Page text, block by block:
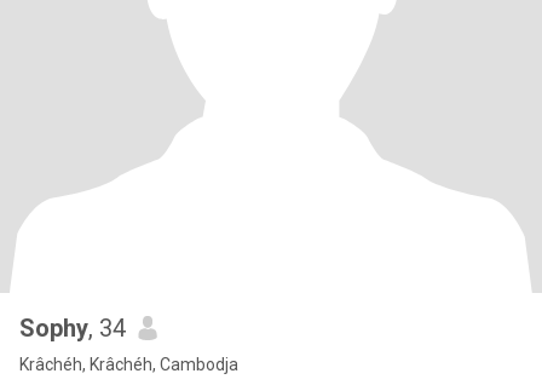
Sophy, 34
Krâchéh, Krâchéh, Cambodja